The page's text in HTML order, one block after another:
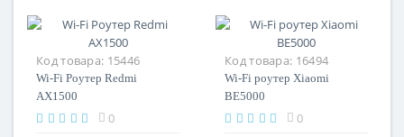
Код товара: 15446
Wi-Fi Роутер Redmi
AX1500
0
Код товара: 16494
Wi-Fi роутер Xiaomi
BE5000
0